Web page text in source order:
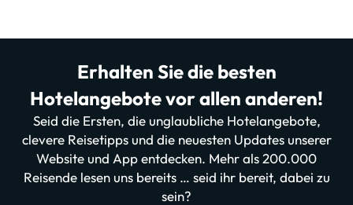
Erhalten Sie die besten
Hotelangebote vor allen anderen!
Seid die Ersten, die unglaubliche Hotelangebote,
clevere Reisetipps und die neuesten Updates unserer
Website und App entdecken. Mehr als 200.000
Reisende lesen uns bereits … seid ihr bereit, dabei zu
sein?